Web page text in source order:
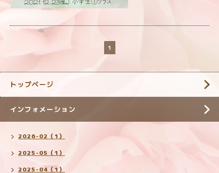
1
トップページ
インフォメーション
2026-02（1）
2025-05（1）
2025-04（1）